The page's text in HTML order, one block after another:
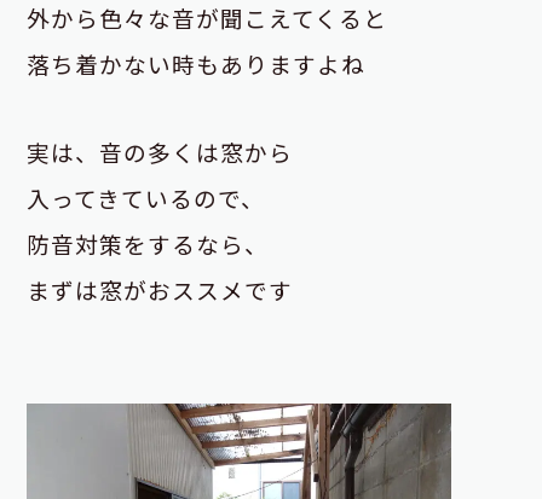
外から色々な音が聞こえてくると
落ち着かない時もありますよね
実は、音の多くは窓から
入ってきているので、
防音対策をするなら、
まずは窓がおススメです